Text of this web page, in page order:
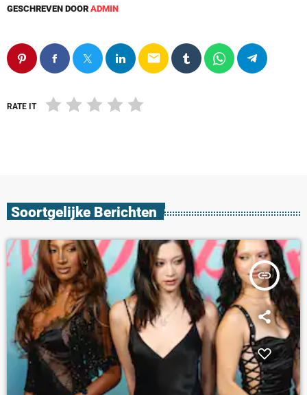
GESCHREVEN DOOR ADMIN
email
RATE IT
Soortgelijke Berichten
insert_link